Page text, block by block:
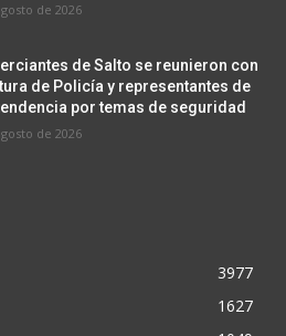
de 2026
de Salto se reunieron con
de Policía y representantes de
por temas de seguridad
de 2026
3977
1627